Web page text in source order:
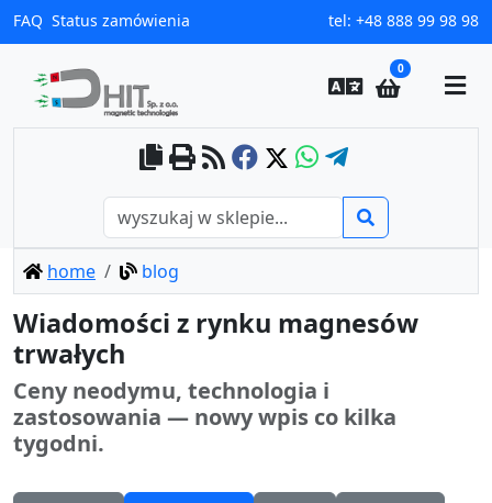
FAQ Status zamówienia tel: +48 888 99 98 98
0
home blog
Wiadomości z rynku magnesów
trwałych
Ceny neodymu, technologia i
zastosowania — nowy wpis co kilka
tygodni.